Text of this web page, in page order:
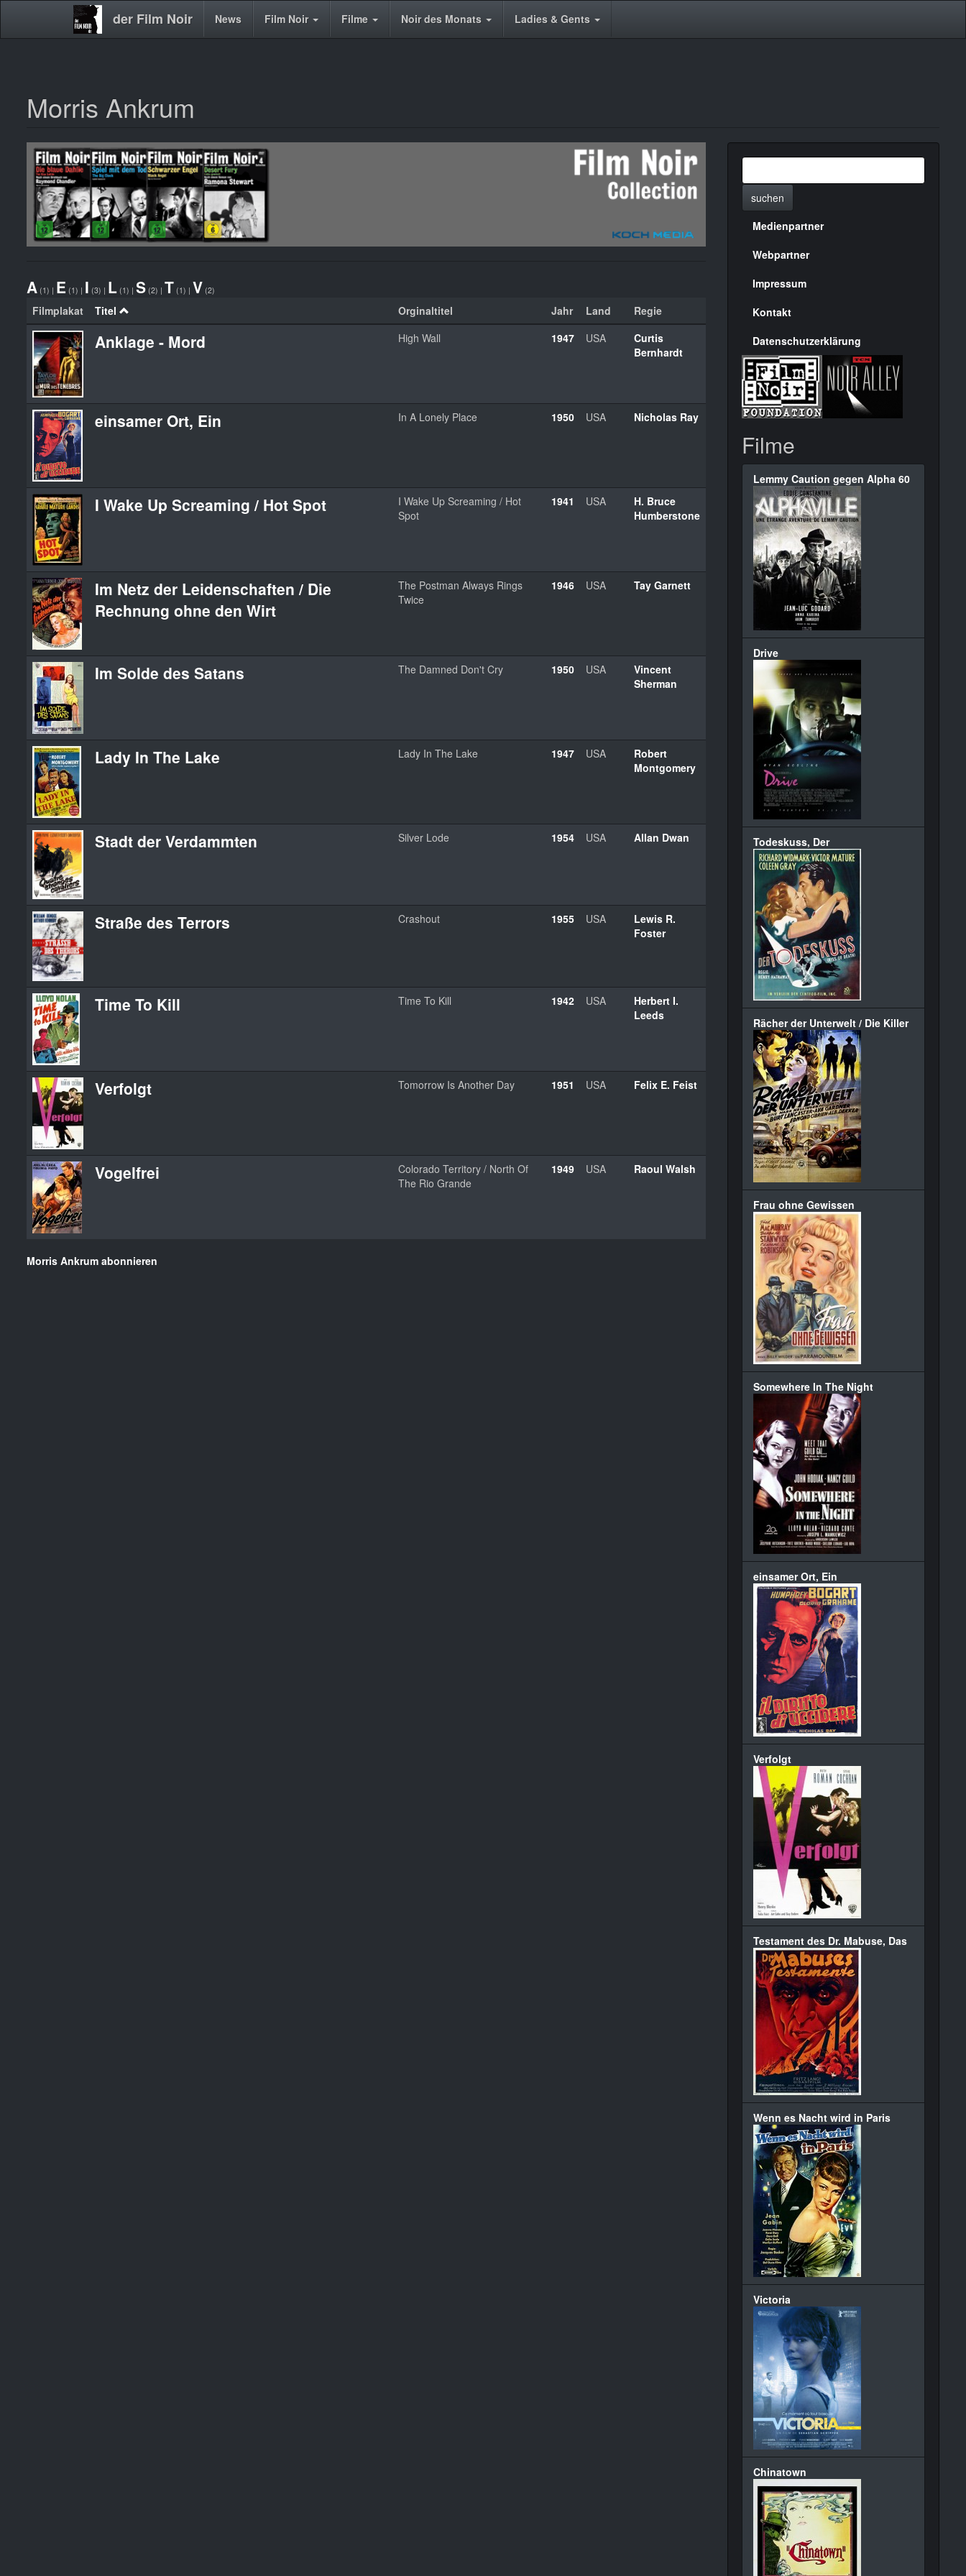
Direkt
der Film Noir
Main News Film Noir Filme Noir des Monats Ladies & Gents
Morris Ankrum
A (1) | E (1) | I (3) | L (1) | S (2) | T (1) | V (2)
Filmplakat Titel Orginaltitel Jahr Land Regie
Anklage - Mord High Wall 1947 USA
Curtis
Bernhardt
einsamer Ort, Ein In A Lonely Place 1950 USA Nicholas Ray
I Wake Up Screaming / Hot Spot
I Wake Up Screaming / Hot
Spot
1941 USA
H. Bruce
Humberstone
Im Netz der Leidenschaften / Die
Rechnung ohne den Wirt
The Postman Always Rings
Twice
1946 USA Tay Garnett
Im Solde des Satans The Damned Don't Cry 1950 USA
Vincent
Sherman
Lady In The Lake Lady In The Lake 1947 USA
Robert
Montgomery
Stadt der Verdammten Silver Lode 1954 USA Allan Dwan
Straße des Terrors Crashout 1955 USA
Lewis R.
Foster
Time To Kill Time To Kill 1942 USA
Herbert I.
Leeds
Verfolgt Tomorrow Is Another Day 1951 USA Felix E. Feist
Vogelfrei
Colorado Territory / North Of
The Rio Grande
1949 USA Raoul Walsh
Morris Ankrum abonnieren
suchen
Menülinks
rechte
Seite
Medienpartner
Webpartner
Impressum
Kontakt
Datenschutzerklärung
Filme
Lemmy Caution gegen Alpha 60
Drive
Todeskuss, Der
Rächer der Unterwelt / Die Killer
Frau ohne Gewissen
Somewhere In The Night
einsamer Ort, Ein
Verfolgt
Testament des Dr. Mabuse, Das
Wenn es Nacht wird in Paris
Victoria
Chinatown